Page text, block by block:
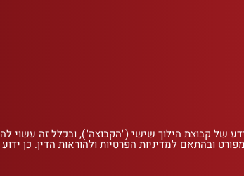
של קבוצת הילוך שישי ("הקבוצה"), ובכלל זה
ובהתאם למדיניות הפרטיות ולהוראות הדין. כן